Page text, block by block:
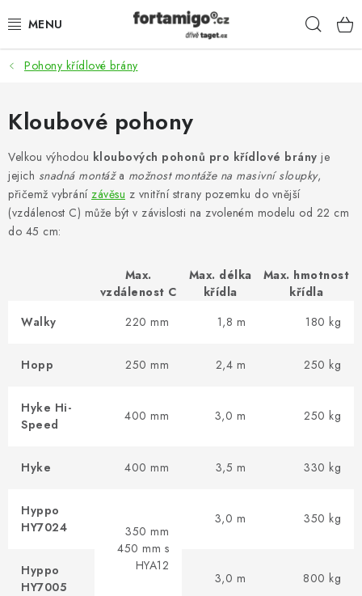
na
SADY - ZVÝHODNĚNÉ
POHONY
SAMONOSNÉ BRÁNY
KOLEJOVÉ BRÁNY
KŘÍDLOVÉ BRÁNY A BRANKY
KONSTRUKČNÍ PROFILY
VÝPLNĚ BRAN A PLOTŮ
ZÁSLEPKY
NEREZ, INOX
ARCHIV
Pohony křídlové brány
Kloubové pohony
Velkou výhodou kloubových pohonů pro křídlové brány je
jejich snadná montáža možnost montáže na masivní sloupky,
přičemž vybrání závěsu z vnitřní strany pozemku do vnější
(vzdálenost C) může být v závislosti na zvoleném modelu od 22 cm
do 45 cm:
Max.
vzdálenost C
Max. délka
křídla
Max. hmotnost
křídla
Walky
220 mm 1,8 m 180 kg
Hopp 250 mm 2,4 m 250 kg
Hyke Hi-
Speed
400 mm 3,0 m 250 kg
Hyke 400 mm 3,5 m 330 kg
Hyppo
HY7024
350 mm
450 mm s
HYA12
3,0 m 350 kg
Hyppo
HY7005
3,0 m 800 kg